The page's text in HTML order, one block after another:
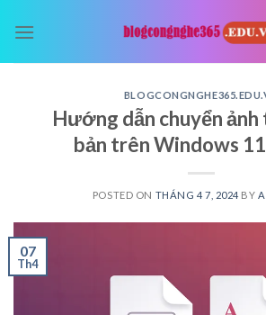
Hướng dẫn chuyển ảnh
bản trên Windows
POSTED ON THÁNG 4 7, 2024 BY
07
Th4